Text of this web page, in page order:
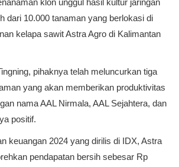
klon unggul hasil kultur jaringan
dari 10.000 tanaman yang berlokasi di
kelapa sawit Astra Agro di Kalimantan
pihaknya telah meluncurkan tiga
yang akan memberikan produktivitas
nama AAL Nirmala, AAL Sejahtera, dan
positif.
keuangan 2024 yang dirilis di IDX, Astra
pendapatan bersih sebesar Rp